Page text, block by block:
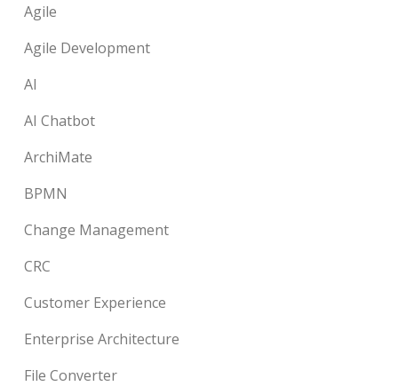
Agile
Agile Development
AI
AI Chatbot
ArchiMate
BPMN
Change Management
CRC
Customer Experience
Enterprise Architecture
File Converter